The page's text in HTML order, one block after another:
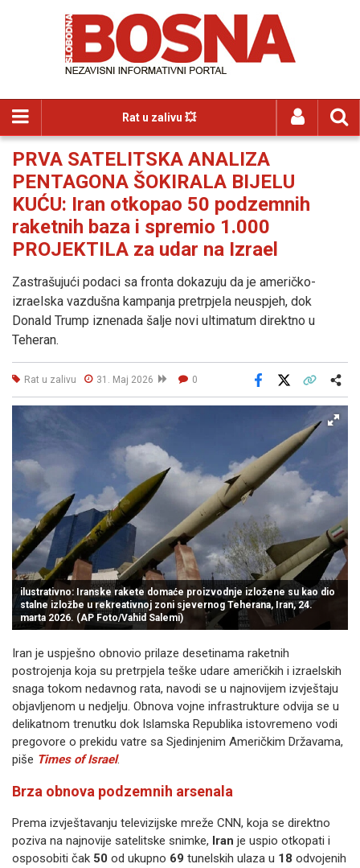
Rat u zalivu 💥
PRVA SATELITSKA ANALIZA
PENTAGONA ŠOKIRALA BIJELU
KUĆU: Iran otkopao 50 podzemnih
raketnih baza i spremio 1.000
PROJEKTILA za udar na Izrael
Zastrašujući podaci sa fronta dokazuju da je američko-
izraelska vazdušna kampanja pretrpjela neuspjeh, dok
Donald Trump iznenada šalje novi ultimatum direktno u
Teheran.
Rat u zalivu 31. Maj 2026 0
Facebook
ilustrativno: Iranske rakete domaće proizvodnje izložene su kao dio
stalne izložbe u rekreativnoj zoni sjevernog Teherana, Iran, 24.
marta 2026. (AP Foto/Vahid Salemi)
Iran je uspješno obnovio prilaze desetinama raketnih
postrojenja koja su pretrpjela teške udare američkih i izraelskih
snaga tokom nedavnog rata, navodi se u najnovijem izvještaju
objavljenom u nedjelju. Obnova vojne infrastrukture odvija se u
delikatnom trenutku dok Islamska Republika istovremeno vodi
pregovore o prekidu vatre sa Sjedinjenim Američkim Državama,
piše Times of Israel.
Brza obnova podzemnih arsenala
Prema izvještavanju televizijske mreže CNN, koja se direktno
poziva na najnovije satelitske snimke, Iran je uspio otkopati i
osposobiti čak 50 od ukupno 69 tunelskih ulaza u 18 odvojenih